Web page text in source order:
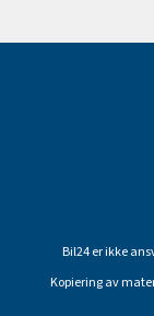
Bil24 er ikke
Kopiering av